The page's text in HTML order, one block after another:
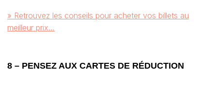
» Retrouvez les conseils pour acheter vos billets au
meilleur prix…
8 – PENSEZ AUX CARTES DE RÉDUCTION